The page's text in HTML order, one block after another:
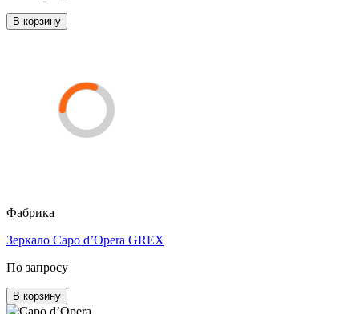
В корзину
Фабрика
Зеркало Capo d’Opera GREX
По запросу
В корзину